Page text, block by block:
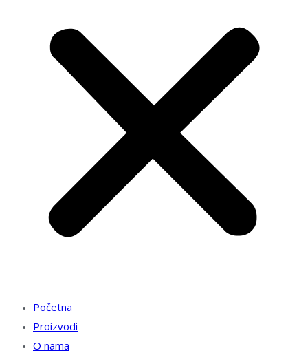
Početna
Proizvodi
O nama